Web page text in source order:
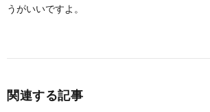
うがいいですよ。
関連する記事